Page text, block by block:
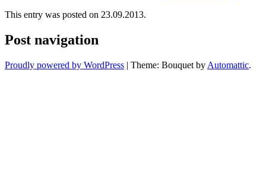
This entry was posted on 23.09.2013.
Post navigation
Proudly powered by WordPress | Theme: Bouquet by Automattic.